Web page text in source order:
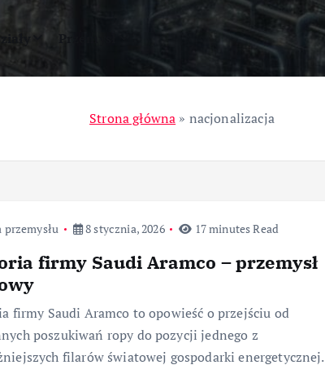
Przemysł
Strona główna » nacjonalizacja
8 stycznia, 2026 17 minutes Read
firmy Saudi Aramco – przemysł
firmy Saudi Aramco to opowieść o przejściu od
poszukiwań ropy do pozycji jednego z
filarów światowej gospodarki energetycznej.